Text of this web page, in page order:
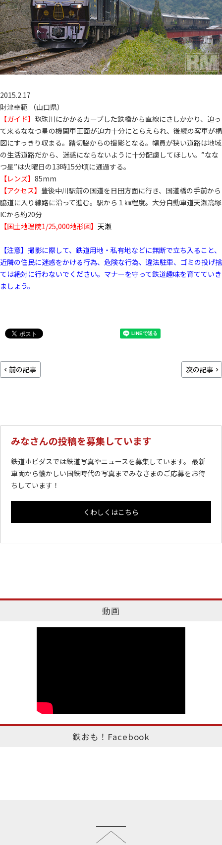
2015.2.17
財津幸範 （山口県）
【ガイド】 玖珠川にかかるカーブした鉄橋から直線にさしかかり、迫っ
て来るななつ星の機関車正面が迫力十分にとらえられ、後続の客車が構
図にすっきり収まる。踏切脇からの撮影となる。幅員が狭い道路は地域
の生活道路だから、迷惑にならないように十分配慮してほしい。”なな
つ星”は火曜日の13時15分頃に通過する。
【レンズ】 85mm
【アクセス】 豊後中川駅前の国道を日田方面に行き、国道橋の手前から
脇道に入り線路に沿って進む。駅から１㎞程度。大分自動車道天瀬高塚
ICから約20分
【国土地理院1/25,000地形図】 天瀬
【注意】撮影に際して、鉄道用地・私有地などに無断で立ち入ること、
近隣の住民に迷惑をかける行為、危険な行為、違法駐車、ゴミの投げ捨
ては絶対に行わないでください。マナーを守って鉄道趣味を育てていき
ましょう。
前の記事 次の記事
みなさんの投稿を募集しています
鉄道ホビダスでは鉄道写真やニュースを募集しています。 最新
車両から懐かしい国鉄時代の写真までみなさまのご応募をお待
ちしています！
くわしくはこちら
動画
鉄おも！Facebook